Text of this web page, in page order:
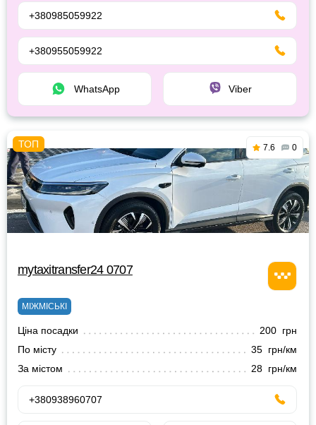
+380985059922
+380955059922
WhatsApp Viber
7.6 0
mytaxitransfer24 0707
МІЖМІСЬКІ
Ціна посадки
200 грн
По місту
35 грн/км
За містом
28 грн/км
+380938960707